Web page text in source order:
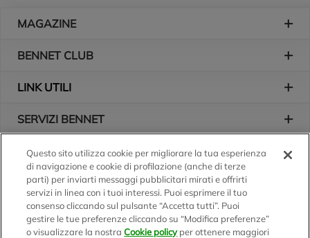
MAGAZINE
BENNET CLUB
LINK UTILI
SERVIZI BENNET
L'AZIENDA
Logo Bennet
Seguici sui nostri canali
Questo sito utilizza cookie per migliorare la tua esperienza
di navigazione e cookie di profilazione (anche di terze
parti) per inviarti messaggi pubblicitari mirati e offrirti
servizi in linea con i tuoi interessi. Puoi esprimere il tuo
consenso cliccando sul pulsante “Accetta tutti”. Puoi
gestire le tue preferenze cliccando su “Modifica preferenze”
o visualizzare la nostraCookie policyper ottenere maggiori